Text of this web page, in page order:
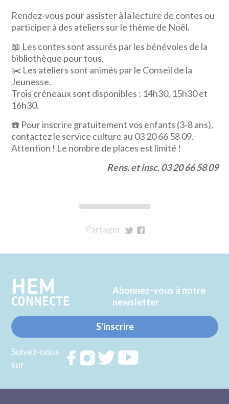
Rendez-vous pour assister à la lecture de contes ou
participer à des ateliers sur le thème de Noël.
📖 Les contes sont assurés par les bénévoles de la
bibliothèque pour tous.
✂️ Les ateliers sont animés par le Conseil de la
Jeunesse.
Trois créneaux sont disponibles : 14h30, 15h30 et
16h30.
☎️ Pour inscrire gratuitement vos enfants (3-8 ans),
contactez le service culture au 03 20 66 58 09.
Attention ! Le nombre de places est limité !
Rens. et insc. 03 20 66 58 09
Partager
Twitter
Facebook
HEM
CONNECTE
Abonnez-vous à notre
newsletter
S'inscrire
Suivez-nous
sur
RejoignezRejoignezRejoignez